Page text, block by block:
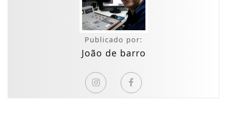
Publicado por:
João de barro